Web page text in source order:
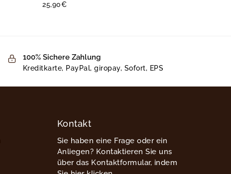
25,90€
100% Sichere Zahlung
Kreditkarte, PayPal, giropay, Sofort, EPS
Kontakt
Sie haben eine Frage oder ein
Anliegen? Kontaktieren Sie uns
über das Kontaktformular, indem